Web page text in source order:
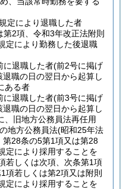
定により退職した者
第2項、令和3年改正法附則
定により勤務した後退職
に退職した者(前2号に掲げ
退職の日の翌日から起算し
ある者
に退職した者(前3号に掲げ
退職の日の翌日から起算し
、旧地方公務員法再任用
地方公務員法(昭和25年法
28条の5第1項又は第28
定により採用することを
若しくは次項、次条第1項
項若しくは第2項又は附則
定により採用することを